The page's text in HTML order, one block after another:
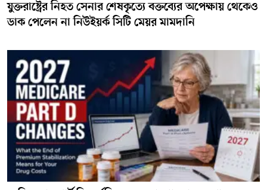
যুক্তরাষ্ট্রের নিহত সেনার শেষকৃত্যে বক্তব্যের অপেক্ষায় থেকেও
ডাক পেলেন না নিউইয়র্ক সিটি মেয়র মামদানি